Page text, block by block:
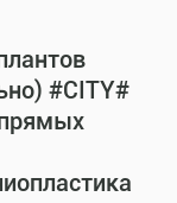
#CITY#